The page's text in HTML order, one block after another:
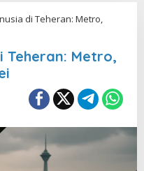
di Teheran: Metro,
Teheran: Metro,